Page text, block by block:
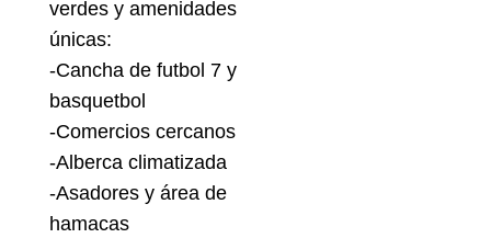
verdes y amenidades
únicas:
-Cancha de futbol 7 y
basquetbol
-Comercios cercanos
-Alberca climatizada
-Asadores y área de
hamacas